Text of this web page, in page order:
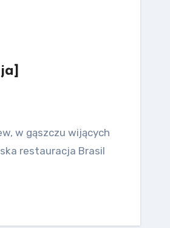
w gąszczu wijących
restauracja Brasil